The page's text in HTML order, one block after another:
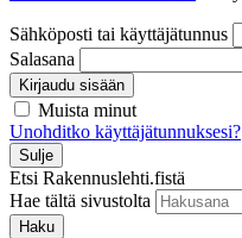
Sähköposti tai käyttäjätunnus
Salasana
Kirjaudu sisään
Muista minut
Unohditko käyttäjätunnuksesi?
Sulje
Etsi Rakennuslehti.fistä
Hae tältä sivustolta
Haku